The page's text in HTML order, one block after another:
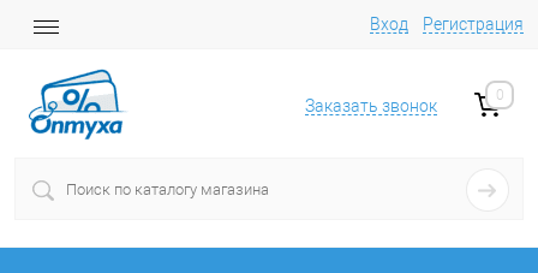
Вход Регистрация
Заказать звонок
0